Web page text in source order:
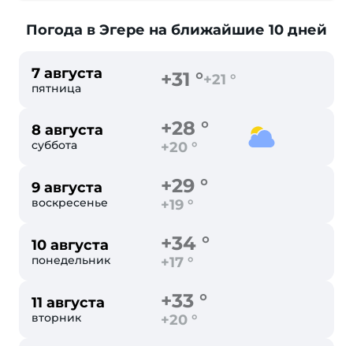
Погода в Эгере на ближайшие 10 дней
7 августа
пятница +31 °+21 °
8 августа
суббота
+28 °
+20 °
9 августа
воскресенье
+29 °
+19 °
10 августа
понедельник
+34 °
+17 °
11 августа
вторник
+33 °
+20 °